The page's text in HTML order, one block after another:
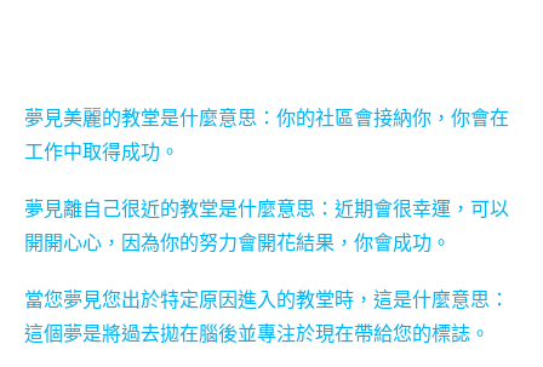
夢見美麗的教堂是什麼意思：你的社區會接納你，你會在
工作中取得成功。
夢見離自己很近的教堂是什麼意思：近期會很幸運，可以
開開心心，因為你的努力會開花結果，你會成功。
當您夢見您出於特定原因進入的教堂時，這是什麼意思：
這個夢是將過去拋在腦後並專注於現在帶給您的標誌。